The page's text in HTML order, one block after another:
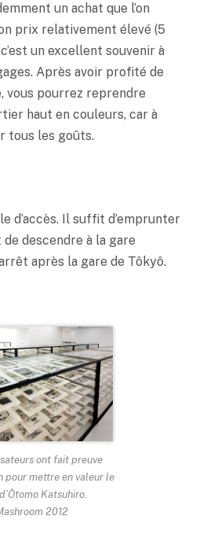
un achat que l’on
prix relativement élevé (5
un excellent souvenir à
Après avoir profité de
vous pourrez reprendre
haut en couleurs, car à
tous les goûts.
d’accès. Il suffit d’emprunter
de descendre à la gare
après la gare de Tôkyô.
ont fait preuve
pour mettre en valeur le
Katsuhiro.
2012